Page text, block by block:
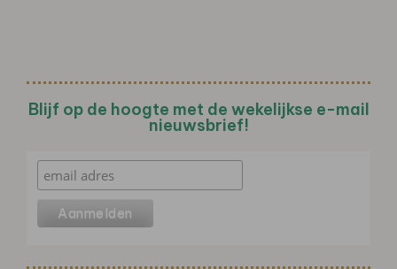
Blijf op de hoogte met de wekelijkse e-mail
nieuwsbrief!